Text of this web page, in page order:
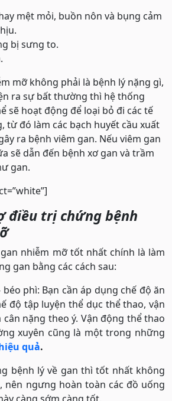
mệt mỏi, buồn nôn và bụng cảm
bị sưng to.
mỡ không phải là bệnh lý nặng gì,
ra sự bất thường thì hệ thống
sẽ hoạt động để loại bỏ đi các tế
từ đó làm các bạch huyết cầu xuất
ra bệnh viêm gan. Nếu viêm gan
sẽ dẫn đến bệnh xơ gan và trầm
gan.
điều trị chứng bệnh
nhiễm mỡ tốt nhất chính là làm
gan bằng các cách sau:
phì: Bạn cần áp dụng chế độ ăn
độ tập luyện thể dục thể thao, vận
nặng theo ý. Vận động thể thao
xuyên cũng là một trong những
quả.
bệnh lý về gan thì tốt nhất không
nên ngưng hoàn toàn các đồ uống